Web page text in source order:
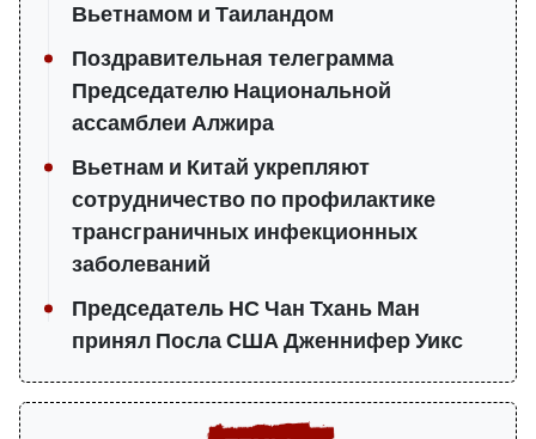
Вьетнамом и Таиландом
Поздравительная телеграмма
Председателю Национальной
ассамблеи Алжира
Вьетнам и Китай укрепляют
сотрудничество по профилактике
трансграничных инфекционных
заболеваний
Председатель НС Чан Тхань Ман
принял Посла США Дженнифер Уикс